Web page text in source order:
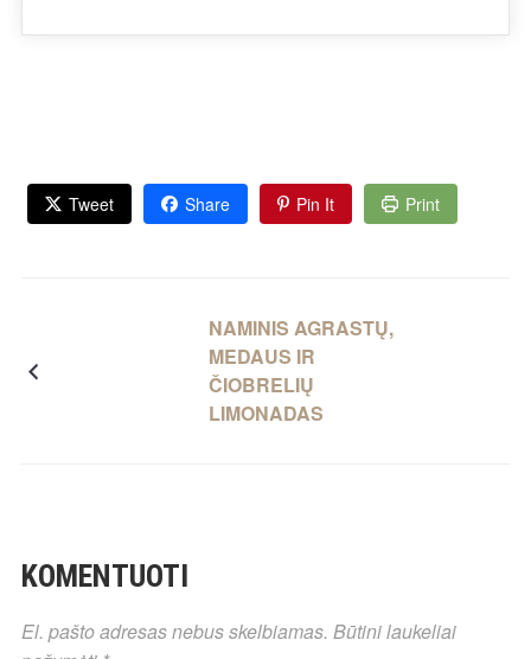
Tweet Share Pin It Print
NAMINIS AGRASTŲ,
MEDAUS IR
ČIOBRELIŲ
LIMONADAS
KOMENTUOTI
El. pašto adresas nebus skelbiamas. Būtini laukeliai